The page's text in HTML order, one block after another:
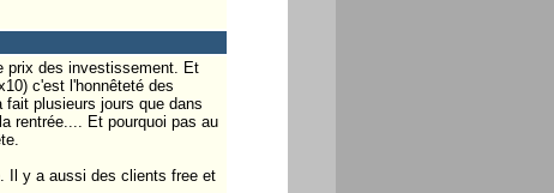
prix des investissement. Et
c'est l'honnêteté des
plusieurs jours que dans
rentrée.... Et pourquoi pas au
Il y a aussi des clients free et